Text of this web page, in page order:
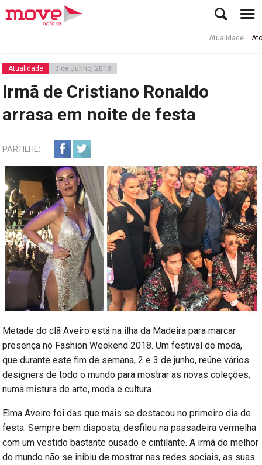
Atualidade Ator Rui
Atualidade 3 de Junho, 2018
Irmã de Cristiano Ronaldo
arrasa em noite de festa
PARTILHE:
Metade do clã Aveiro está na ilha da Madeira para marcar
presença no Fashion Weekend 2018. Um festival de moda,
que durante este fim de semana, 2 e 3 de junho, reúne vários
designers de todo o mundo para mostrar as novas coleções,
numa mistura de arte, moda e cultura.
Elma Aveiro foi das que mais se destacou no primeiro dia de
festa. Sempre bem disposta, desfilou na passadeira vermelha
com um vestido bastante ousado e cintilante. A irmã do melhor
do mundo não se inibiu de mostrar nas redes sociais, as suas